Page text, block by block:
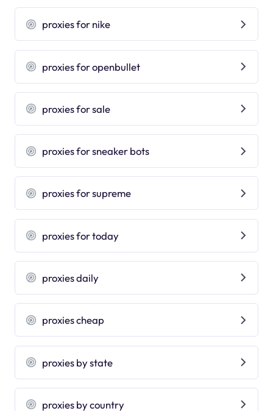
proxies for nike
proxies for openbullet
proxies for sale
proxies for sneaker bots
proxies for supreme
proxies for today
proxies daily
proxies cheap
proxies by state
proxies by country